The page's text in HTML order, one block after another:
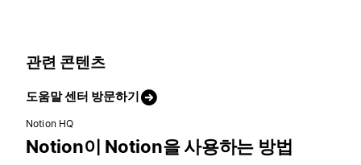
관련 콘텐츠
도움말 센터 방문하기
Notion HQ
Notion이 Notion을 사용하는 방법